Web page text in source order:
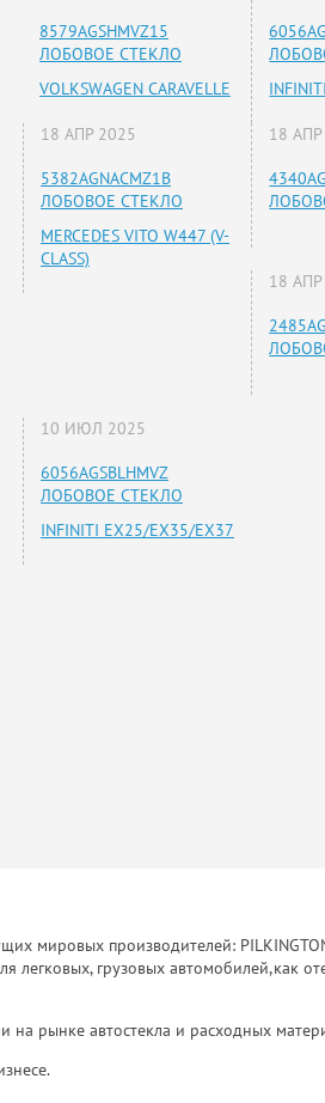
8579AGSHMVZ15
ЛОБОВОЕ СТЕКЛО
VOLKSWAGEN CARAVELLE
18 АПР 2025
5382AGNACMZ1B
ЛОБОВОЕ СТЕКЛО
MERCEDES VITO W447 (V-
CLASS)
18 АПР
18 АПР
10 ИЮЛ 2025
6056AGSBLHMVZ
ЛОБОВОЕ СТЕКЛО
INFINITI EX25/EX35/EX37
производителей: PILKINGTON,
грузовых автомобилей,как
рынке автостекла и расходных